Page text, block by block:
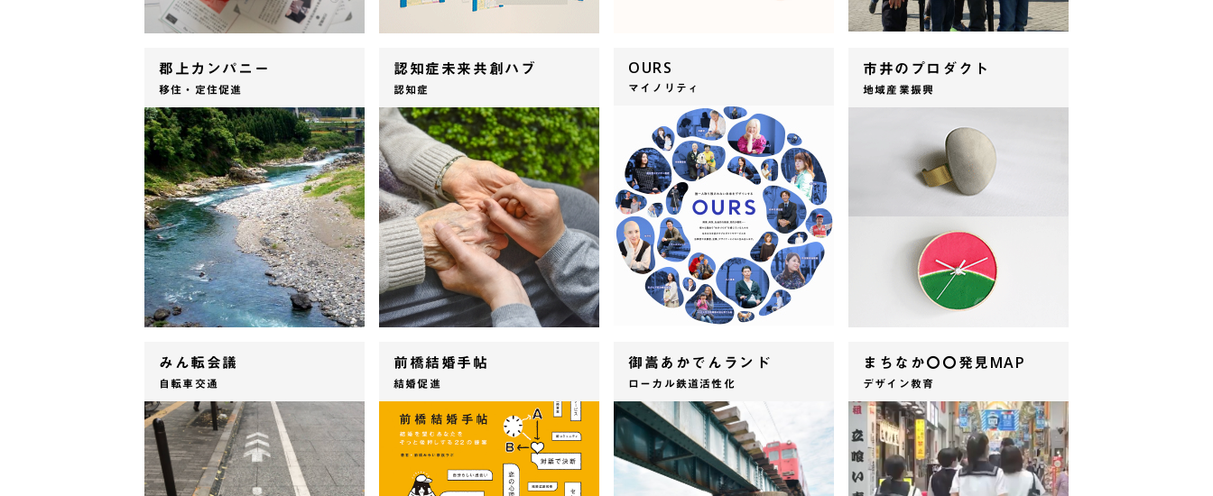
郡上カンパニー
移住・定住促進
認知症未来共創ハブ
認知症
OURS
マイノリティ
市井のプロダクト
地域産業振興
みん転会議
自転車交通
前橋結婚手帖
結婚促進
御嵩あかでんランド
ローカル鉄道活性化
まちなか〇〇発見MAP
デザイン教育